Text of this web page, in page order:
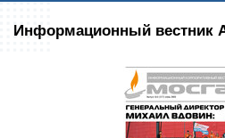
Информационный вестник